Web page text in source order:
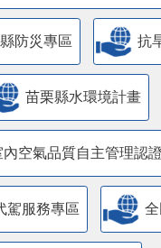
防災專區 抗
苗栗縣水環境計畫
空氣品質自主管理認
駕服務專區